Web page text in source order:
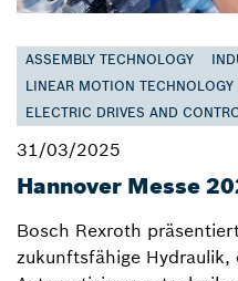
ASSEMBLY TECHNOLOGY
LINEAR MOTION TECHNOLOGY
ELECTRIC DRIVES AND
31/03/2025
Hannover Messe
Bosch Rexroth
zukunftsfähige Hydraulik,